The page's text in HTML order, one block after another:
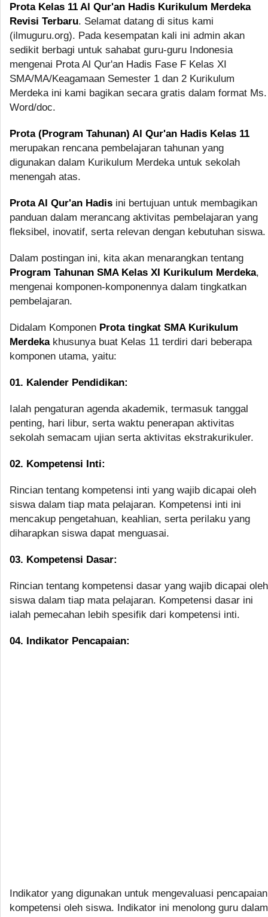
Prota Kelas 11 Al Qur'an Hadis Kurikulum Merdeka
Revisi Terbaru. Selamat datang di situs kami
(ilmuguru.org). Pada kesempatan kali ini admin akan
sedikit berbagi untuk sahabat guru-guru Indonesia
mengenai Prota Al Qur'an Hadis Fase F Kelas XI
SMA/MA/Keagamaan Semester 1 dan 2 Kurikulum
Merdeka ini kami bagikan secara gratis dalam format Ms.
Word/doc.
Prota (Program Tahunan) Al Qur'an Hadis Kelas 11
merupakan rencana pembelajaran tahunan yang
digunakan dalam Kurikulum Merdeka untuk sekolah
menengah atas.
Prota Al Qur'an Hadis ini bertujuan untuk membagikan
panduan dalam merancang aktivitas pembelajaran yang
fleksibel, inovatif, serta relevan dengan kebutuhan siswa.
Dalam postingan ini, kita akan menarangkan tentang
Program Tahunan SMA Kelas XI Kurikulum Merdeka,
mengenai komponen-komponennya dalam tingkatkan
pembelajaran.
Didalam Komponen Prota tingkat SMA Kurikulum
Merdekakhusunya buat Kelas 11 terdiri dari beberapa
komponen utama, yaitu:
01. Kalender Pendidikan:
Ialah pengaturan agenda akademik, termasuk tanggal
penting, hari libur, serta waktu penerapan aktivitas
sekolah semacam ujian serta aktivitas ekstrakurikuler.
02. Kompetensi Inti:
Rincian tentang kompetensi inti yang wajib dicapai oleh
siswa dalam tiap mata pelajaran. Kompetensi inti ini
mencakup pengetahuan, keahlian, serta perilaku yang
diharapkan siswa dapat menguasai.
03. Kompetensi Dasar:
Rincian tentang kompetensi dasar yang wajib dicapai oleh
siswa dalam tiap mata pelajaran. Kompetensi dasar ini
ialah pemecahan lebih spesifik dari kompetensi inti.
04. Indikator Pencapaian:
Indikator yang digunakan untuk mengevaluasi pencapaian
kompetensi oleh siswa. Indikator ini menolong guru dalam